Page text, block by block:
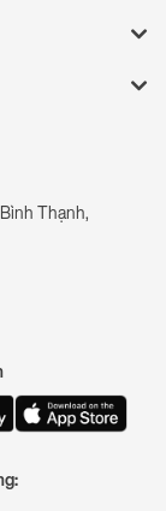
Thạnh,